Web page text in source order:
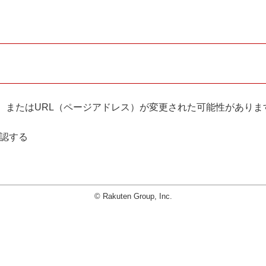
たはURL（ページアドレス）が変更された可能性がありま
する
© Rakuten Group, Inc.